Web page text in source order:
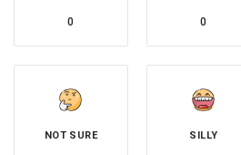
0 0
NOT SURE SILLY